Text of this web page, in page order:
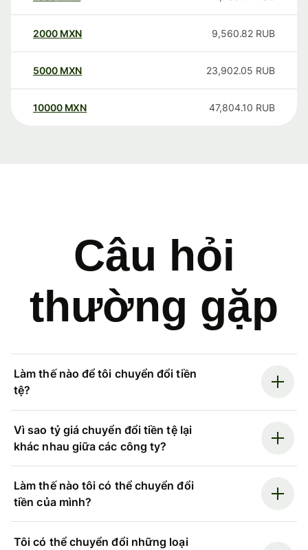
2000 MXN 9,560.82 RUB
5000 MXN 23,902.05 RUB
10000 MXN 47,804.10 RUB
Câu hỏi
thường gặp
Làm thế nào để tôi chuyển đổi tiền
tệ?
Vì sao tỷ giá chuyển đổi tiền tệ lại
khác nhau giữa các công ty?
Làm thế nào tôi có thể chuyển đổi
tiền của mình?
Tôi có thể chuyển đổi những loại